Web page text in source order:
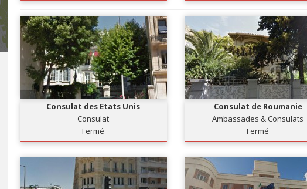
Consulat des Etats Unis
Consulat
Fermé
Consulat de Roumanie
Ambassades & Consulats
Fermé